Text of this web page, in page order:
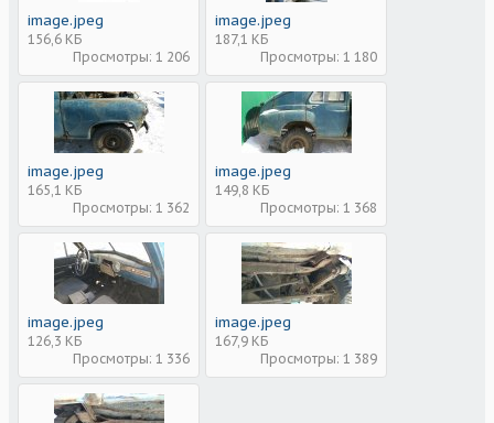
image.jpeg
156,6 КБ
Просмотры: 1 206
image.jpeg
187,1 КБ
Просмотры: 1 180
image.jpeg
165,1 КБ
Просмотры: 1 362
image.jpeg
149,8 КБ
Просмотры: 1 368
image.jpeg
126,3 КБ
Просмотры: 1 336
image.jpeg
167,9 КБ
Просмотры: 1 389